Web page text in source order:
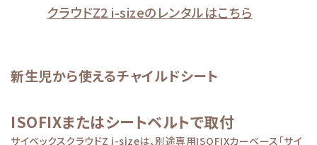
クラウドZ2 i-sizeのレンタルはこちら
新生児から使えるチャイルドシート
ISOFIXまたはシートベルトで取付
サイベックスクラウドZ i-sizeは、別途専用ISOFIXカーベース「サイ